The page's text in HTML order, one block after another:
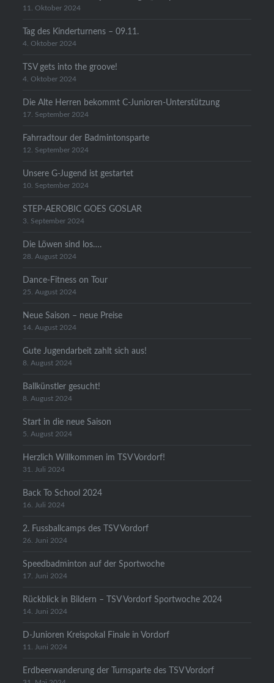
11. Oktober 2024
Tag des Kinderturnens – 09.11.
4. Oktober 2024
TSV gets into the groove!
4. Oktober 2024
Die Alte Herren bekommt C-Junioren-Unterstützung
17. September 2024
Fahrradtour der Badmintonsparte
12. September 2024
Unsere G-Jugend ist gestartet
10. September 2024
STEP-AEROBIC GOES GOSLAR
3. September 2024
Die Löwen sind los….
28. August 2024
Dance-Fitness on Tour
25. August 2024
Neue Saison – neue Preise
14. August 2024
Gute Jugendarbeit zahlt sich aus!
8. August 2024
Ballkünstler gesucht!
8. August 2024
Start in die neue Saison
5. August 2024
Herzlich Willkommen im TSV Vordorf!
31. Juli 2024
Back To School 2024
16. Juli 2024
2. Fussballcamps des TSV Vordorf
26. Juni 2024
Speedbadminton auf der Sportwoche
17. Juni 2024
Rückblick in Bildern – TSV Vordorf Sportwoche 2024
14. Juni 2024
D-Junioren Kreispokal Finale in Vordorf
11. Juni 2024
Erdbeerwanderung der Turnsparte des TSV Vordorf